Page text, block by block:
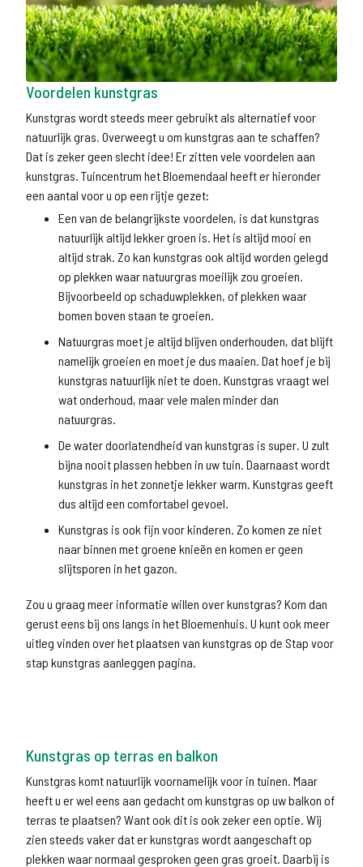
Voordelen kunstgras
Kunstgras wordt steeds meer gebruikt als alternatief voor
natuurlijk gras. Overweegt u om kunstgras aan te schaffen?
Dat is zeker geen slecht idee! Er zitten vele voordelen aan
kunstgras. Tuincentrum het Bloemendaal heeft er hieronder
een aantal voor u op een rijtje gezet:
Een van de belangrijkste voordelen, is dat kunstgras
natuurlijk altijd lekker groen is. Het is altijd mooi en
altijd strak. Zo kan kunstgras ook altijd worden gelegd
op plekken waar natuurgras moeilijk zou groeien.
Bijvoorbeeld op schaduwplekken, of plekken waar
bomen boven staan te groeien.
Natuurgras moet je altijd blijven onderhouden, dat blijft
namelijk groeien en moet je dus maaien. Dat hoef je bij
kunstgras natuurlijk niet te doen. Kunstgras vraagt wel
wat onderhoud, maar vele malen minder dan
natuurgras.
De water doorlatendheid van kunstgras is super. U zult
bijna nooit plassen hebben in uw tuin. Daarnaast wordt
kunstgras in het zonnetje lekker warm. Kunstgras geeft
dus altijd een comfortabel gevoel.
Kunstgras is ook fijn voor kinderen. Zo komen ze niet
naar binnen met groene knieën en komen er geen
slijtsporen in het gazon.
Zou u graag meer informatie willen over kunstgras? Kom dan
gerust eens bij ons langs in het Bloemenhuis. U kunt ook meer
uitleg vinden over het plaatsen van kunstgras op de Stap voor
stap kunstgras aanleggen pagina.
Kunstgras op terras en balkon
Kunstgras komt natuurlijk voornamelijk voor in tuinen. Maar
heeft u er wel eens aan gedacht om kunstgras op uw balkon of
terras te plaatsen? Want ook dit is ook zeker een optie. Wij
zien steeds vaker dat er kunstgras wordt aangeschaft op
plekken waar normaal gesproken geen gras groeit. Daarbij is